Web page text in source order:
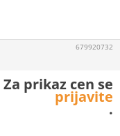
679920732
Za prikaz cen se
prijavite
.